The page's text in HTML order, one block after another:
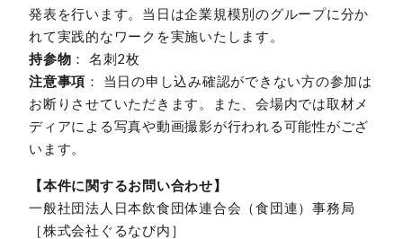
発表を行います。当日は企業規模別のグループに分か
れて実践的なワークを実施いたします。
持参物 ： 名刺2枚
注意事項 ： 当日の申し込み確認ができない方の参加は
お断りさせていただきます。また、会場内では取材メ
ディアによる写真や動画撮影が行われる可能性がござ
います。
【本件に関するお問い合わせ】
一般社団法人日本飲食団体連合会（食団連）事務局
［株式会社ぐるなび内］